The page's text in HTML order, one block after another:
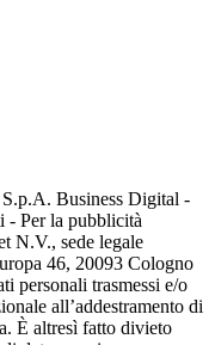
Business Digital -
- Per la pubblicità
N.V., sede legale
46, 20093 Cologno
personali trasmessi e/o
all’addestramento di
È altresì fatto divieto